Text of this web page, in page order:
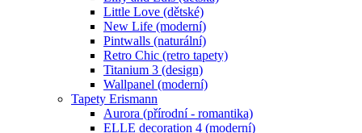
Little Love (dětské)
New Life (moderní)
Pintwalls (naturální)
Retro Chic (retro tapety)
Titanium 3 (design)
Wallpanel (moderní)
Tapety Erismann
Aurora (přírodní - romantika)
ELLE decoration 4 (moderní)